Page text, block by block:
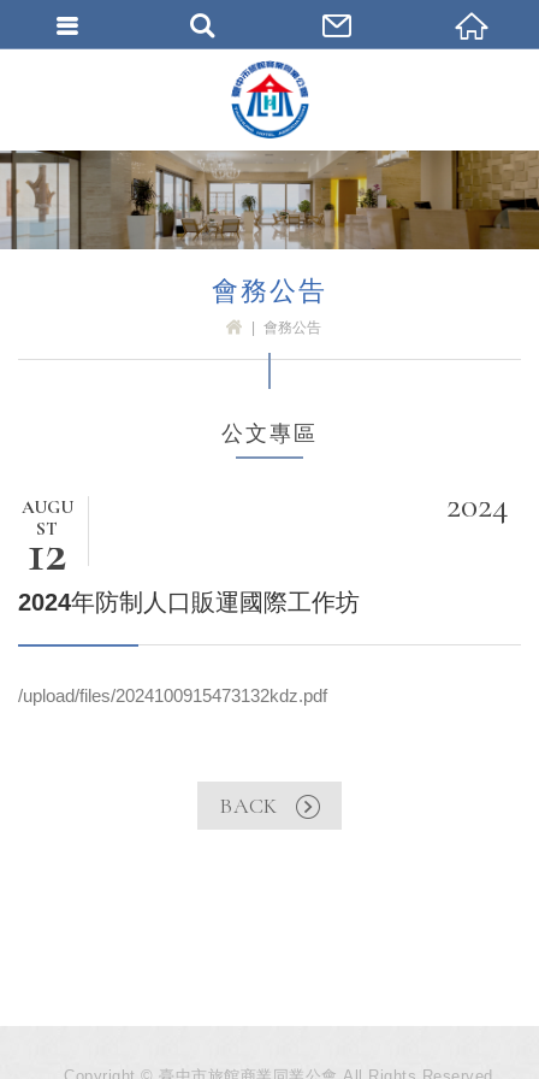
會務公告
會務公告
公文專區
AUGU
ST
12
2024年防制人口販運國際工作坊
2024
/upload/files/2024100915473132kdz.pdf
BACK